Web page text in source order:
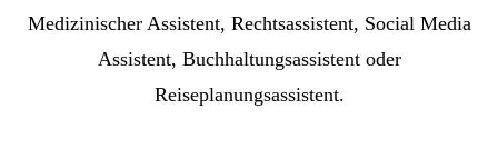
Medizinischer Assistent, Rechtsassistent, Social Media
Assistent, Buchhaltungsassistent oder
Reiseplanungsassistent.